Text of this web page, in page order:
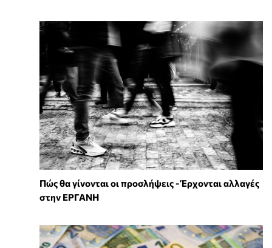
Πώς θα γίνονται οι προσλήψεις - Έρχονται αλλαγές
στην ΕΡΓΑΝΗ